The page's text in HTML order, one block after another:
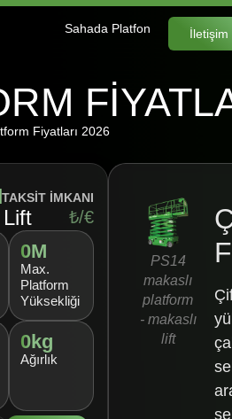
Sahada Platfon İletişim
Fiyatları 2026
Lift
0M
Max.
Platform
Yüksekliği
0kg
Ağırlık
İMKANI
₺/€
PS14
makaslı
platform
- makaslı
lift